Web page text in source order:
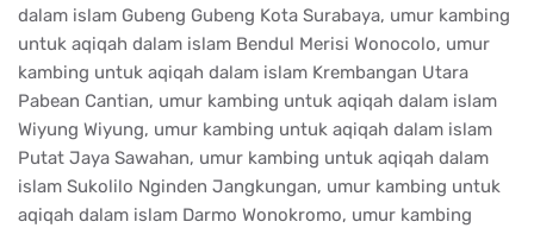
dalam islam Gubeng Gubeng Kota Surabaya, umur kambing
untuk aqiqah dalam islam Bendul Merisi Wonocolo, umur
kambing untuk aqiqah dalam islam Krembangan Utara
Pabean Cantian, umur kambing untuk aqiqah dalam islam
Wiyung Wiyung, umur kambing untuk aqiqah dalam islam
Putat Jaya Sawahan, umur kambing untuk aqiqah dalam
islam Sukolilo Nginden Jangkungan, umur kambing untuk
aqiqah dalam islam Darmo Wonokromo, umur kambing